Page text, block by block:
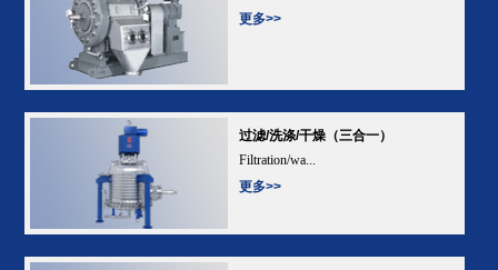
更多>>
过滤/洗涤/干燥（三合一）
Filtration/wa...
更多>>